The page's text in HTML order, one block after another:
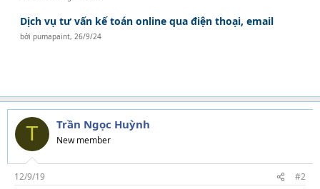
Dịch vụ tư vấn kế toán online qua điện thoại, email
bởipumapaint, 26/9/24
T Trần Ngọc Huỳnh
New member
12/9/19 #2